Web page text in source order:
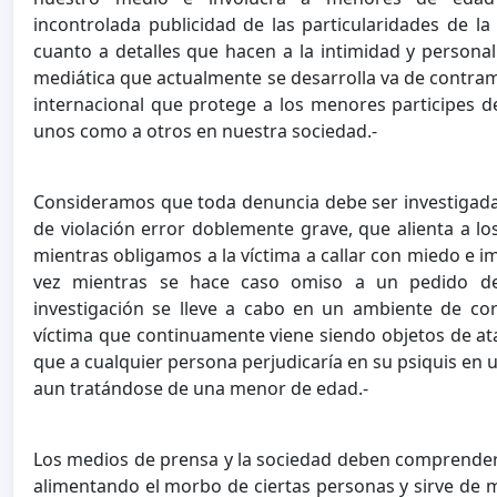
incontrolada publicidad de las particularidades de
cuanto a detalles que hacen a la intimidad y
mediática que actualmente se desarrolla va de
internacional que protege a los menores participes
unos como a otros en nuestra sociedad.-
Consideramos que toda denuncia debe ser
de violación error doblemente grave, que alienta a
mientras obligamos a la víctima a callar con miedo e
vez mientras se hace caso omiso a un pedido
investigación se lleve a cabo en un ambiente de
víctima que continuamente viene siendo objetos de
que a cualquier persona perjudicaría en su psiquis
aun tratándose de una menor de edad.-
Los medios de prensa y la sociedad deben
alimentando el morbo de ciertas personas y sirve de